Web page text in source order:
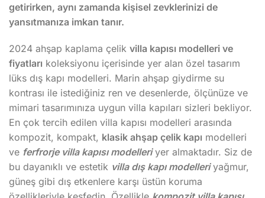
getirirken, aynı zamanda kişisel zevklerinizi de
yansıtmanıza imkan tanır.
2024 ahşap kaplama çelik villa kapısı modelleri ve
fiyatları koleksiyonu içerisinde yer alan özel tasarım
lüks dış kapı modelleri. Marin ahşap giydirme su
kontrası ile istediğiniz ren ve desenlerde, ölçünüze ve
mimari tasarımınıza uygun villa kapıları sizleri bekliyor.
En çok tercih edilen villa kapısı modelleri arasında
kompozit, kompakt, klasik ahşap çelik kapı modelleri
ve ferfrorje villa kapısı modelleriyer almaktadır. Siz de
bu dayanıklı ve estetik villa dış kapı modelleriyağmur,
güneş gibi dış etkenlere karşı üstün koruma